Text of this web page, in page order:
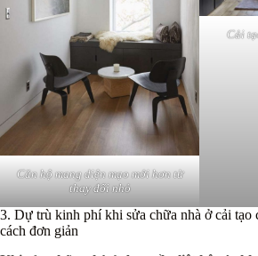
Căn hộ mang diện mạo mới hơn từ
thay đổi nhỏ
Cải
3. Dự trù kinh phí khi sửa chữa nhà ở cải tạo
cách đơn giản